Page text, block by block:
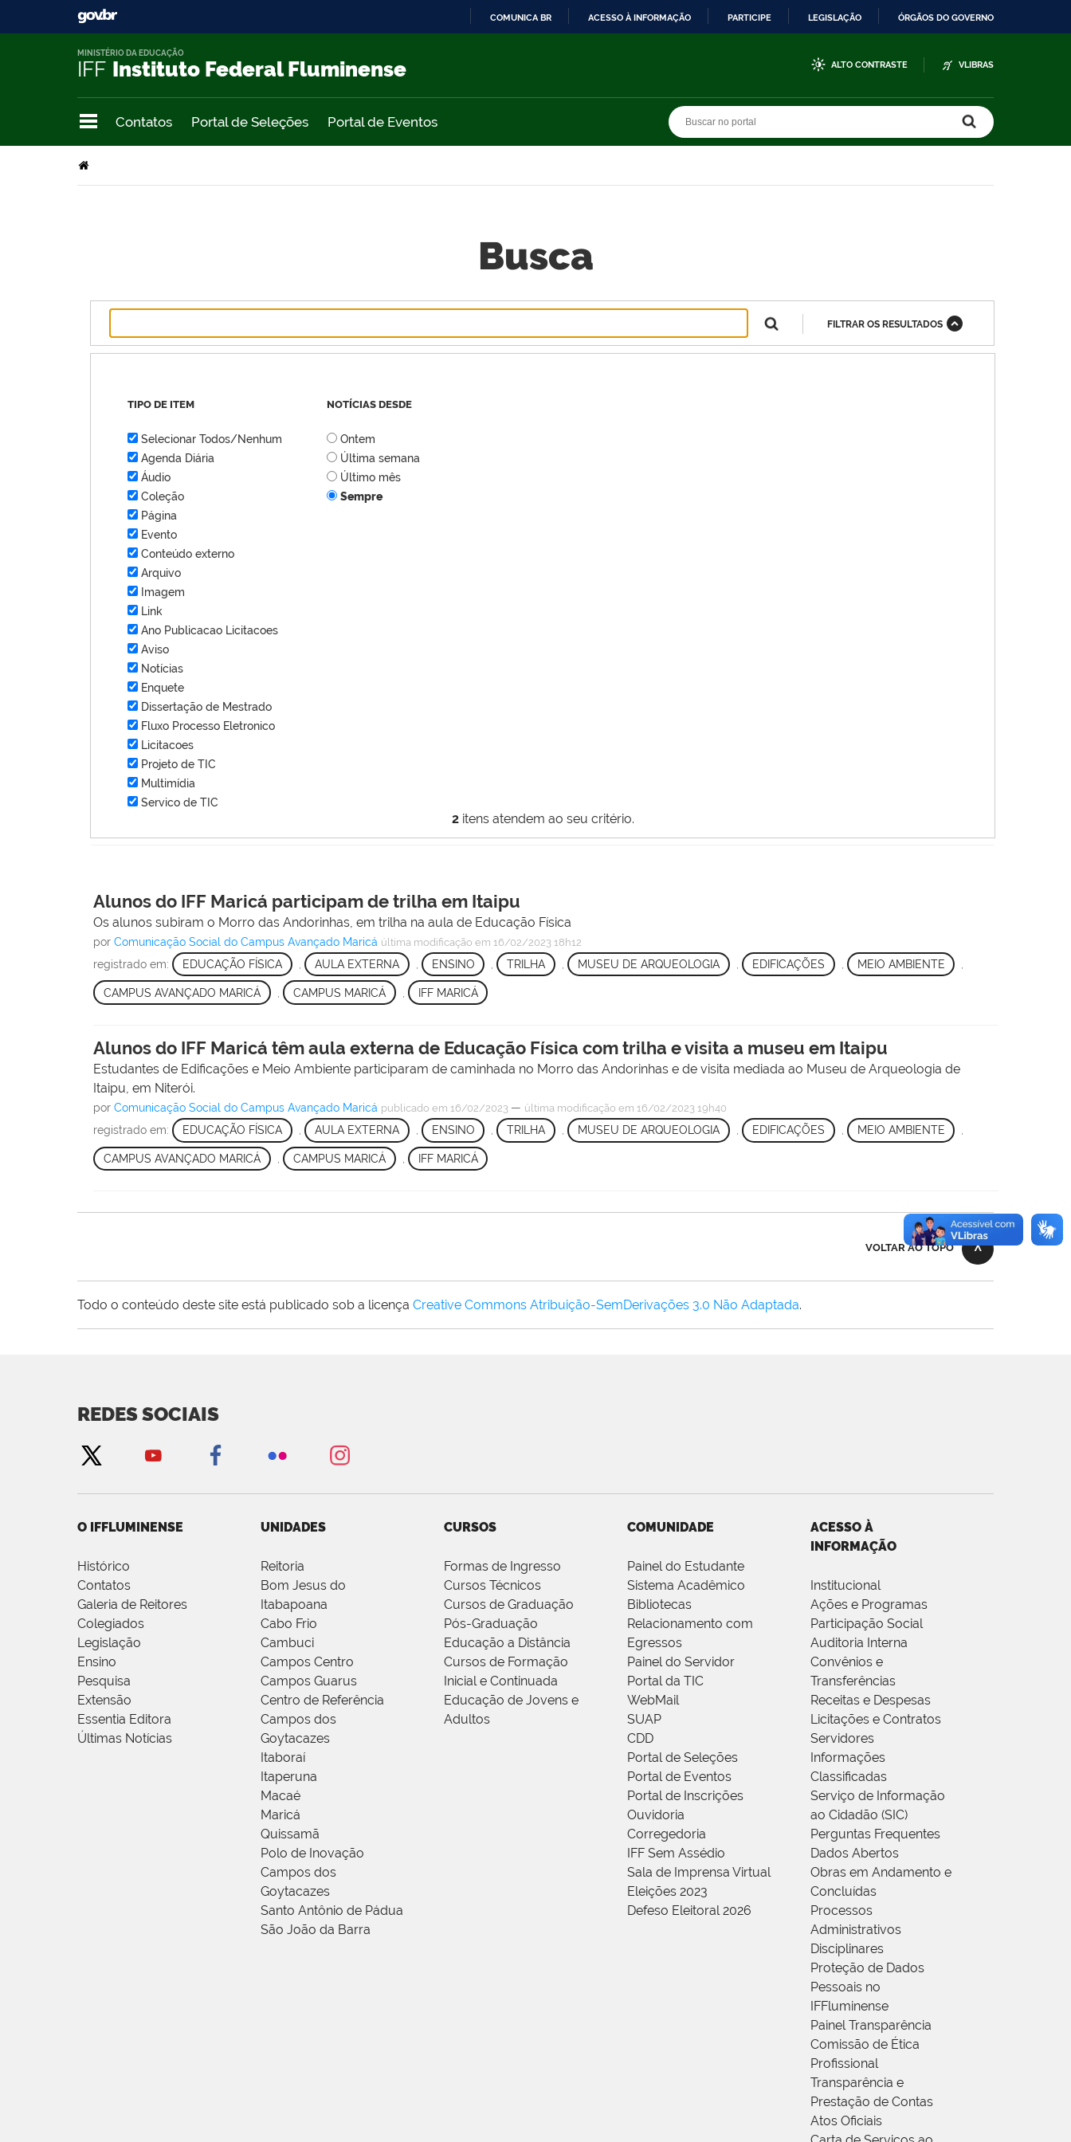
COMUNICA BR ACESSO À INFORMAÇÃO PARTICIPE LEGISLAÇÃO ÓRGÃOS DO GOVERNO
IFF Instituto Federal Fluminense
MINISTÉRIO DA EDUCAÇÃO
ALTO CONTRASTE VLIBRAS
Contatos Portal de Seleções Portal de Eventos
Busca
2itens atendem ao seu critério.
FILTRAR OS RESULTADOS
TIPO DE ITEM
Selecionar Todos/Nenhum
Agenda Diária
Áudio
Coleção
Página
Evento
Conteúdo externo
Arquivo
Imagem
Link
Ano Publicacao Licitacoes
Aviso
Notícias
Enquete
Dissertação de Mestrado
Fluxo Processo Eletronico
Licitacoes
Projeto de TIC
Multimídia
Servico de TIC
NOTÍCIAS DESDE
Ontem
Última semana
Último mês
Sempre
Alunos do IFF Maricá participam de trilha em Itaipu
Os alunos subiram o Morro das Andorinhas, em trilha na aula de Educação Física
porComunicação Social do Campus Avançado Maricá última modificação em 16/02/2023 18h12
registrado em: EDUCAÇÃO FÍSICA AULA EXTERNA ENSINO , TRILHA , MUSEU DE ARQUEOLOGIA EDIFICAÇÕES MEIO AMBIENTE
CAMPUS AVANÇADO MARICÁ CAMPUS MARICÁ IFF MARICÁ
Alunos do IFF Maricá têm aula externa de Educação Física com trilha e visita a museu em Itaipu
Estudantes de Edificações e Meio Ambiente participaram de caminhada no Morro das Andorinhas e de visita mediada ao Museu de Arqueologia de
Itaipu, em Niterói.
porComunicação Social do Campus Avançado Maricá publicado em 16/02/2023 — última modificação em 16/02/2023 19h40
registrado em: EDUCAÇÃO FÍSICA , AULA EXTERNA , ENSINO , TRILHA , MUSEU DE ARQUEOLOGIA , EDIFICAÇÕES , MEIO AMBIENTE ,
CAMPUS AVANÇADO MARICÁ CAMPUS MARICÁ IFF MARICÁ
VOLTAR AO TOPO
Todo o conteúdo deste site está publicado sob a licença Creative Commons Atribuição-SemDerivações 3.0 Não Adaptada.
REDES SOCIAIS
O IFFLUMINENSE
Histórico
Contatos
Galeria de Reitores
Colegiados
Legislação
Ensino
Pesquisa
Extensão
Essentia Editora
Últimas Notícias
UNIDADES
Reitoria
Bom Jesus do
Itabapoana
Cabo Frio
Cambuci
Campos Centro
Campos Guarus
Centro de Referência
Campos dos
Goytacazes
Itaboraí
Itaperuna
Macaé
Maricá
Quissamã
Polo de Inovação
Campos dos
Goytacazes
Santo Antônio de Pádua
São João da Barra
CURSOS
Formas de Ingresso
Cursos Técnicos
Cursos de Graduação
Pós-Graduação
Educação a Distância
Cursos de Formação
Inicial e Continuada
Educação de Jovens e
Adultos
COMUNIDADE
Painel do Estudante
Sistema Acadêmico
Bibliotecas
Relacionamento com
Egressos
Painel do Servidor
Portal da TIC
WebMail
SUAP
CDD
Portal de Seleções
Portal de Eventos
Portal de Inscrições
Ouvidoria
Corregedoria
IFF Sem Assédio
Sala de Imprensa Virtual
Eleições 2023
Defeso Eleitoral 2026
ACESSO À
INFORMAÇÃO
Institucional
Ações e Programas
Participação Social
Auditoria Interna
Convênios e
Transferências
Receitas e Despesas
Licitações e Contratos
Servidores
Informações
Classificadas
Serviço de Informação
ao Cidadão (SIC)
Perguntas Frequentes
Dados Abertos
Obras em Andamento e
Concluídas
Processos
Administrativos
Disciplinares
Proteção de Dados
Pessoais no
IFFluminense
Painel Transparência
Comissão de Ética
Profissional
Transparência e
Prestação de Contas
Atos Oficiais